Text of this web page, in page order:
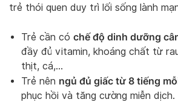
trẻ thói quen duy trì lối sống lành
Trẻ cần có chế độ dinh dưỡng
đầy đủ vitamin, khoáng chất từ
thịt, cá,…
Trẻ nên ngủ đủ giấc từ 8 tiếng
phục hồi và tăng cường miễn dịch.